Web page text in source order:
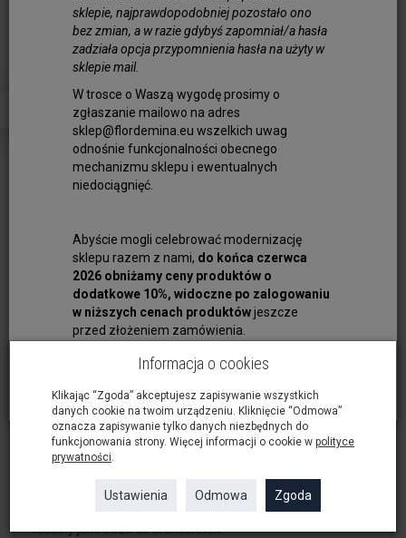
sklepie, najprawdopodobniej pozostało ono
bez zmian, a w razie gdybyś zapomniał/a hasła
zadziała opcja przypomnienia hasła na użyty w
sklepie mail.
W trosce o Waszą wygodę prosimy o
zgłaszanie mailowo na adres
sklep@flordemina.eu wszelkich uwag
odnośnie funkcjonalności obecnego
mechanizmu sklepu i ewentualnych
niedociągnięć.
Abyście mogli celebrować modernizację
sklepu razem z nami, do końca czerwca
2026 obniżamy ceny produktów o
dodatkowe 10%, widoczne po zalogowaniu
w niższych cenach produktówjeszcze
przed złożeniem zamówienia.
Obserwuj produkt:
Dostępność:Jest
dodaj do koszyka
szerokość 10mm
grubość 2mm
Półfabrykat - bez zapięcia
Długość rzemienia - 100cm
Idealny jako baza do bransoletek
Świetnie wygląda w połączeniu
Rzemień Ekologiczny płaski
szerokość 10mm
grubość 2mm
Półfabrykat - bez zapięcia
Idealny jako baza do bransoletek
Informacja o cookies
Klikając “Zgoda” akceptujesz zapisywanie wszystkich
danych cookie na twoim urządzeniu. Kliknięcie “Odmowa”
oznacza zapisywanie tylko danych niezbędnych do
funkcjonowania strony. Więcej informacji o cookie w polityce
prywatności.
Ustawienia Odmowa Zgoda